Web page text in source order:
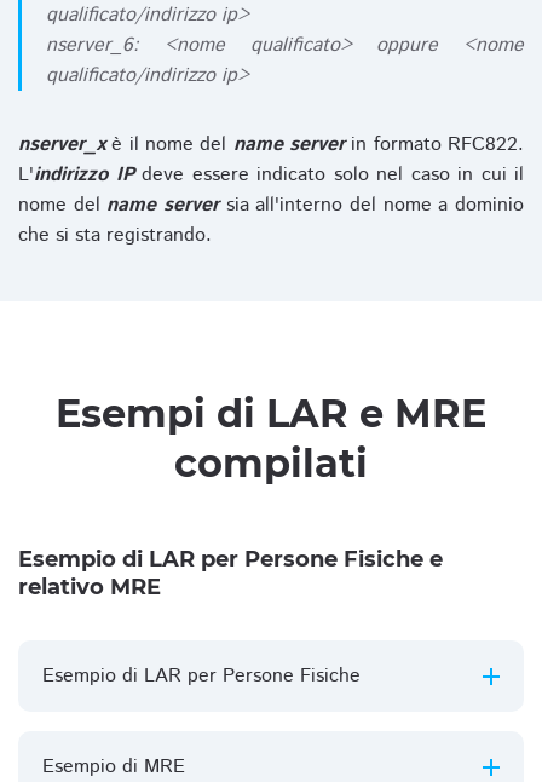
qualificato/indirizzo ip>
nserver_6: <nome qualificato> oppure <nome
qualificato/indirizzo ip>
nserver_xè il nome del name serverin formato RFC822.
L'indirizzo IPdeve essere indicato solo nel caso in cui il
nome del name serversia all'interno del nome a dominio
che si sta registrando.
Esempi di LAR e MRE
compilati
Esempio di LAR per Persone Fisiche e
relativo MRE
Esempio di LAR per Persone Fisiche
Esempio di MRE